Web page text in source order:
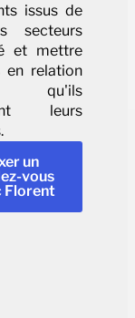
issus de
secteurs
et mettre
en relation
qu'ils
leurs
un
vous
Florent